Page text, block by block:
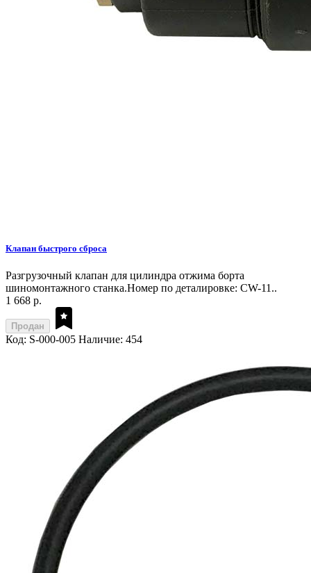
Клапан быстрого сброса
Разгрузочный клапан для цилиндра отжима борта
шиномонтажного станка.Номер по деталировке: CW-11..
1 668 р.
Продан
Код: S-000-005 Наличие: 454